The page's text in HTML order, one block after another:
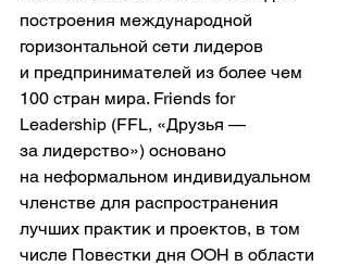
построения международной
горизонтальной сети лидеров
и предпринимателей из более чем
100 стран мира. Friends for
Leadership (FFL, «Друзья —
за лидерство») основано
на неформальном индивидуальном
членстве для распространения
лучших практик и проектов, в том
числе Повестки дня ООН в области